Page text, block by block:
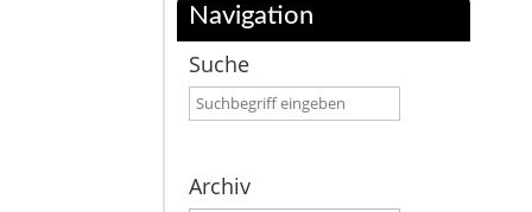
Navigation
Suche
Archiv